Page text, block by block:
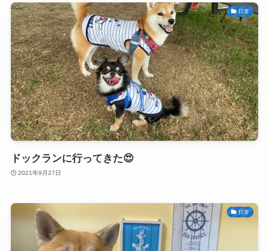
日常
ドックランに行ってきた😍
2021年9月27日
日常